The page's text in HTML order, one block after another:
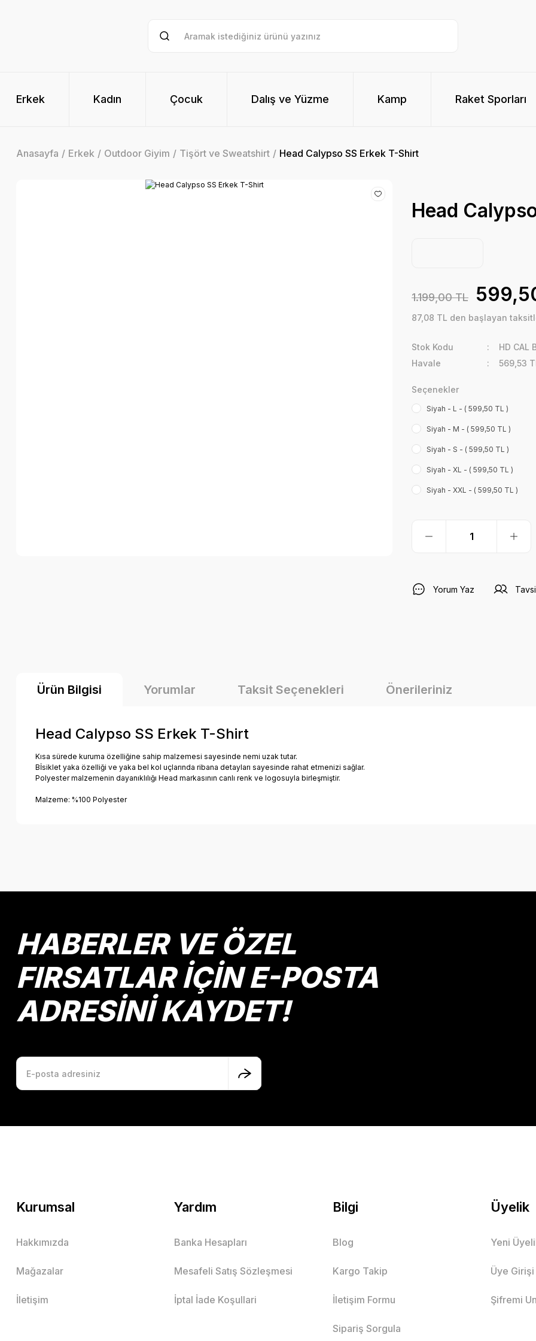
Erkek Kadın Çocuk Dalış ve Yüzme Kamp Raket Sporları
Anasayfa Erkek Outdoor Giyim Tişört ve Sweatshirt Head Calypso SS Erkek T-Shirt
Head
1.199,00 TL
87,08 TL den başlayan
Stok Kodu
HD CAL
Havale
569,53
Seçenekler
Siyah - L - ( 599,50 TL )
Siyah - M - ( 599,50 TL )
Siyah - S - ( 599,50 TL )
Siyah - XL - ( 599,50 TL )
Siyah - XXL - ( 599,50 TL )
Yorum Yaz
Ürün Bilgisi Yorumlar Taksit Seçenekleri Önerileriniz
Head Calypso SS Erkek T-Shirt
Kısa sürede kuruma özelliğine sahip malzemesi sayesinde nemi uzak tutar.
Bİsiklet yaka özelliği ve yaka bel kol uçlarında ribana detayları sayesinde rahat etmenizi sağlar.
Polyester malzemenin dayanıklılığı Head markasının canlı renk ve logosuyla birleşmiştir.
Malzeme: %100 Polyester
Ürün resmi kalitesiz, bozuk veya görüntülenemiyor.
Ürün fiyatı diğer sitelerden daha pahalı.
HABERLER VE ÖZEL
FIRSATLAR İÇİN E-POSTA
ADRESİNİ KAYDET!
Kurumsal
Hakkımızda
Mağazalar
İletişim
Yardım
Banka Hesapları
Mesafeli Satış Sözleşmesi
İptal İade Koşullari
Bilgi
Blog
Kargo Takip
İletişim Formu
Sipariş Sorgula
Üyelik
Yeni
Üye Girişi
Şifremi